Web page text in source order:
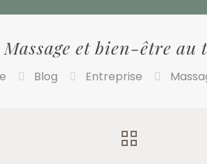
Massage et bien-être
Blog Entreprise